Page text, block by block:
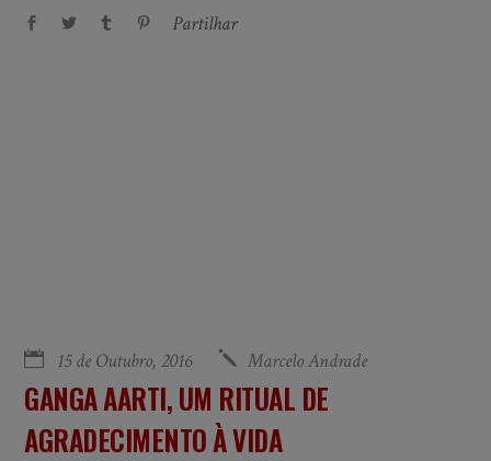
Partilhar
15 de Outubro, 2016 Marcelo Andrade
GANGA AARTI, UM RITUAL DE
AGRADECIMENTO À VIDA